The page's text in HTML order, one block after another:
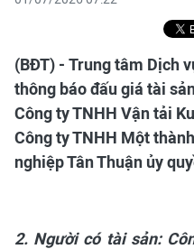
(BĐT) - Trung tâm Dịch
thông báo đấu giá tài
Công ty TNHH Vận tải
Công ty TNHH Một
nghiệp Tân Thuận ủy
2. Người có tài sản: